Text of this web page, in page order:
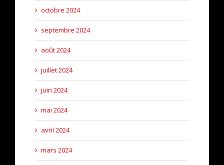
octobre 2024
septembre 2024
août 2024
juillet 2024
juin 2024
mai 2024
avril 2024
mars 2024